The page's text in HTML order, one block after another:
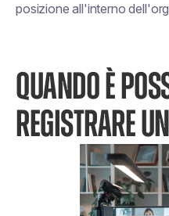
posizione all'interno
QUANDO È
REGISTRARE